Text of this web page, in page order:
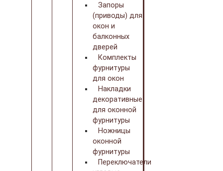
Запоры
(приводы) для
окон и
балконных
дверей
Комплекты
фурнитуры
для окон
Накладки
декоративные
для оконной
фурнитуры
Ножницы
оконной
фурнитуры
Переключатели